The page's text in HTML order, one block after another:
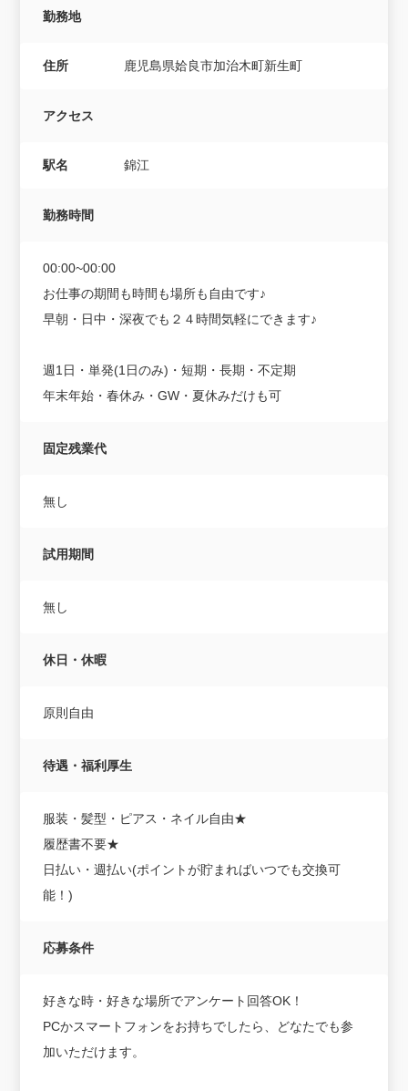
勤務地
住所 鹿児島県姶良市加治木町新生町
アクセス
駅名 錦江
勤務時間
00:00~00:00
お仕事の期間も時間も場所も自由です♪
早朝・日中・深夜でも２４時間気軽にできます♪
週1日・単発(1日のみ)・短期・長期・不定期
年末年始・春休み・GW・夏休みだけも可
固定残業代
無し
試用期間
無し
休日・休暇
原則自由
待遇・福利厚生
服装・髪型・ピアス・ネイル自由★
履歴書不要★
日払い・週払い(ポイントが貯まればいつでも交換可
能！)
応募条件
好きな時・好きな場所でアンケート回答OK！
PCかスマートフォンをお持ちでしたら、どなたでも参
加いただけます。